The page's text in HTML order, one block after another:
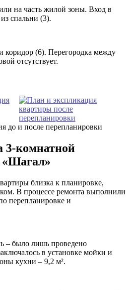
на часть жилой зоны. Вход в
спальни (3).
коридор (6). Перегородка между
отсутствует.
до и после перепланировки
3-комнатной
близка к планировке,
В процессе ремонта выполнили
перепланировке и
– было лишь проведено
в установке мойки и
кухни – 9,2 м².